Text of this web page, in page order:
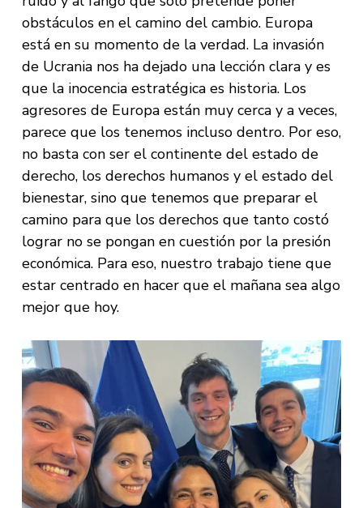
obstáculos en el camino del cambio. Europa
está en su momento de la verdad. La invasión
de Ucrania nos ha dejado una lección clara y es
que la inocencia estratégica es historia. Los
agresores de Europa están muy cerca y a veces,
parece que los tenemos incluso dentro. Por eso,
no basta con ser el continente del estado de
derecho, los derechos humanos y el estado del
bienestar, sino que tenemos que preparar el
camino para que los derechos que tanto costó
lograr no se pongan en cuestión por la presión
económica. Para eso, nuestro trabajo tiene que
estar centrado en hacer que el mañana sea algo
mejor que hoy.